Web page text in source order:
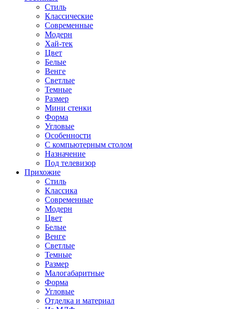
Стиль
Классические
Современные
Модерн
Хай-тек
Цвет
Белые
Венге
Светлые
Темные
Размер
Мини стенки
Форма
Угловые
Особенности
С компьютерным столом
Назначение
Под телевизор
Прихожие
Стиль
Классика
Современные
Модерн
Цвет
Белые
Венге
Светлые
Темные
Размер
Малогабаритные
Форма
Угловые
Отделка и материал